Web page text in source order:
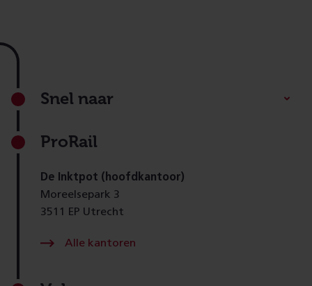
Footer
Snel naar
ProRail
De Inktpot (hoofdkantoor)
Moreelsepark 3
3511 EP Utrecht
Alle kantoren